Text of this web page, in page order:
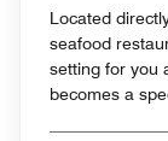
Located
seafood
setting for you
becomes a